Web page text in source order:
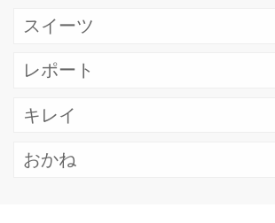
スイーツ
レポート
キレイ
おかね